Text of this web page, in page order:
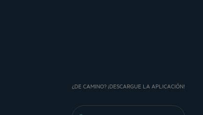
¿DE CAMINO? ¡DESCARGUE LA APLICACIÓN!